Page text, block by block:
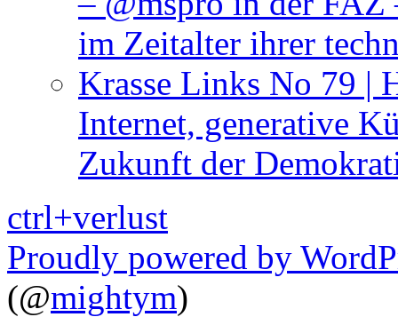
im Zeitalter ihrer
Krasse Links No 79 |
Internet, generative
Zukunft der
ctrl+verlust
Proudly powered by
(@mightym)